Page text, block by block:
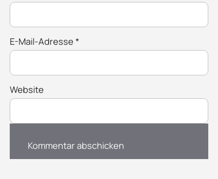
E-Mail-Adresse *
Website